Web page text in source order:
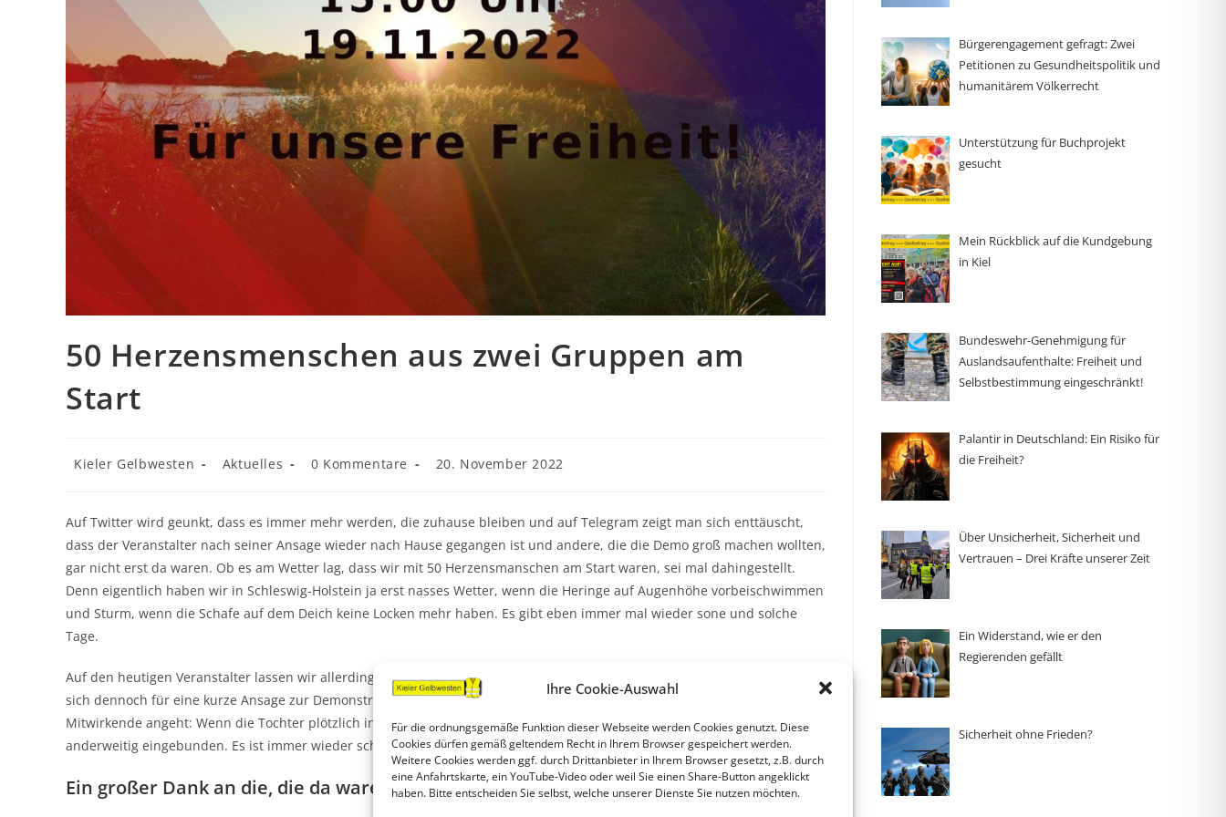
Ihre Cookie-Auswahl
Für die ordnungsgemäße Funktion dieser Webseite werden Cookies genutzt. Diese
Cookies dürfen gemäß geltendem Recht in Ihrem Browser gespeichert werden.
Weitere Cookies werden ggf. durch Drittanbieter in Ihrem Browser gesetzt, z.B. durch
eine Anfahrtskarte, ein YouTube-Video oder weil Sie einen Share-Button angeklickt
haben. Bitte entscheiden Sie selbst, welche unserer Dienste Sie nutzen möchten.
50 Her­zens­men­schen aus zwei Gruppen am
Start
Kieler Gelbwesten Aktuelles 0 Kommentare 20. November 2022
Auf Twitter wird geunkt, dass es immer mehr werden, die zuhause bleiben und auf Telegram zeigt man sich enttäuscht,
dass der Veranstalter nach seiner Ansage wieder nach Hause gegangen ist und andere, die die Demo groß machen wollten,
gar nicht erst da waren. Ob es am Wetter lag, dass wir mit 50 Herzensmanschen am Start waren, sei mal dahingestellt.
Denn eigentlich haben wir in Schleswig-Holstein ja erst nasses Wetter, wenn die Heringe auf Augenhöhe vorbeischwimmen
und Sturm, wenn die Schafe auf dem Deich keine Locken mehr haben. Es gibt eben immer mal wieder sone und solche
Tage.
Auf den heutigen Veranstalter lassen wir allerdings nichts kommen. Wer seine entfernt lebende Mutter zu Besuch hat und
sich dennoch für eine kurze Ansage zur Demonstration auf den Weg macht, dem gehört unsere Hochachtung. Was andere
Mitwirkende angeht: Wenn die Tochter plötzlich in ein Krankenhaus eingeliefert wird, ist man selbstverständlich
anderweitig eingebunden. Es ist immer wieder schade, wenn gute Sachen zerredet werden, statt miteinander zu reden.
Ein großer Dank an die, die da waren!
Bürgerengagement gefragt: Zwei
Petitionen zu Gesundheitspolitik und
humanitärem Völkerrecht
Unterstützung für Buchprojekt
gesucht
Mein Rückblick auf die Kundgebung
in Kiel
Bundeswehr-Genehmigung für
Auslandsaufenthalte: Freiheit und
Selbstbestimmung eingeschränkt!
Palantir in Deutschland: Ein Risiko für
die Freiheit?
Über Unsicherheit, Sicherheit und
Vertrauen – Drei Kräfte unserer Zeit
Ein Widerstand, wie er den
Regierenden gefällt
Sicherheit ohne Frieden?